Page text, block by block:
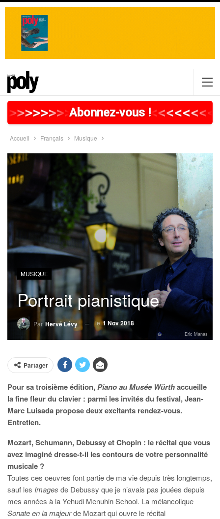
>>>>>>>>>>>>>>>>>
Abonnez-vous !<<<<<<<<
Accueil Français Musique
MUSIQUE
Portrait pianistique
ParHervé Lévy le1 Nov 2018
Eric Manas
Partager
Pour sa troisième édition,Piano au Musée Würthaccueille
la fine fleur du clavier : parmi les invités du festival, Jean-
Marc Luisada propose deux excitants rendez-vous.
Entretien.
Mozart, Schumann, Debussy et Chopin : le récital que vous
avez imaginé dresse-t-il les contours de votre personnalité
musicale ?
Toutes ces oeuvres font partie de ma vie depuis très longtemps,
sauf les Images de Debussy que je n’avais pas jouées depuis
mes années à la Yehudi Menuhin School. La mélancolique
Sonate en la majeurde Mozart qui ouvre le récital